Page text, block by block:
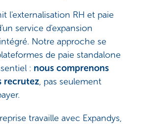
l'externalisation RH et paie
service d'expansion
Notre approche se
de paie standalone
: nous comprenons
recrutez, pas seulement
travaille avec Expandys,